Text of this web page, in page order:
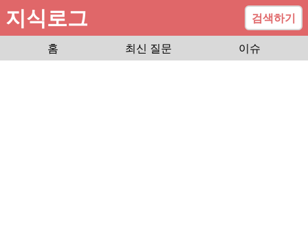
지식로그
검색하기
홈
최신 질문 이슈